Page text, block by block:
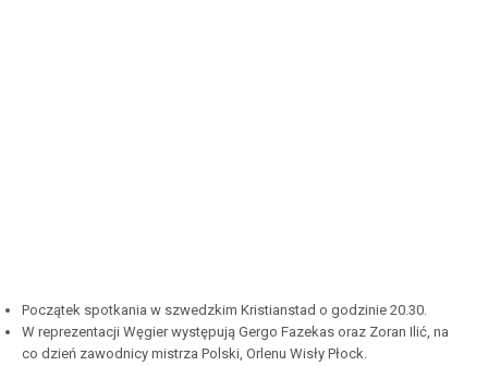
Początek spotkania w szwedzkim Kristianstad o godzinie 20.30.
W reprezentacji Węgier występują Gergo Fazekas oraz Zoran Ilić, na
co dzień zawodnicy mistrza Polski, Orlenu Wisły Płock.